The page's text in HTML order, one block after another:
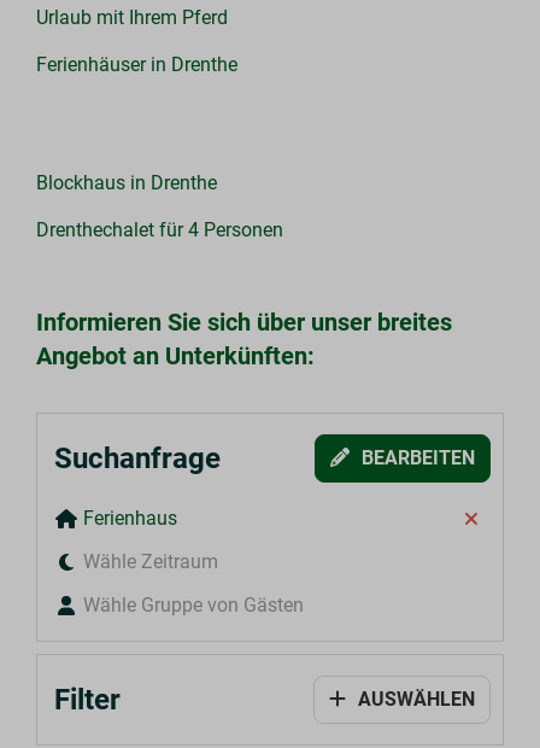
Urlaub mit Ihrem Pferd
Ferienhäuser in Drenthe
Blockhaus in Drenthe
Drenthechalet für 4 Personen
Informieren Sie sich über unser breites
Angebot an Unterkünften:
Suchanfrage BEARBEITEN
Ferienhaus
Wähle Zeitraum
Wähle Gruppe von Gästen
Filter AUSWÄHLEN